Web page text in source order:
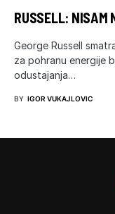
RUSSELL: NISAM
George Russell
za pohranu energije
odustajanja…
BY IGOR VUKAJLOVIC